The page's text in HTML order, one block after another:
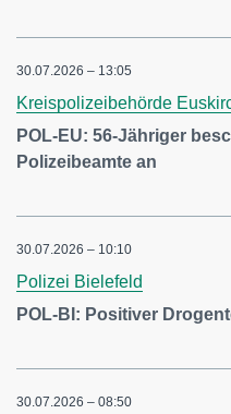
30.07.2026 – 13:05
Kreispolizeibehörde
POL-EU: 56-Jähriger
Polizeibeamte an
30.07.2026 – 10:10
Polizei Bielefeld
POL-BI: Positiver
30.07.2026 – 08:50